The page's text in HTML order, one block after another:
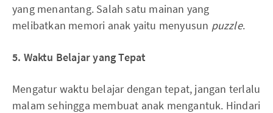
yang menantang. Salah satu mainan yang
melibatkan memori anak yaitu menyusun puzzle.
5. Waktu Belajar yangTepat
Mengatur waktu belajar dengan tepat, jangan terlalu
malam sehingga membuat anak mengantuk. Hindari